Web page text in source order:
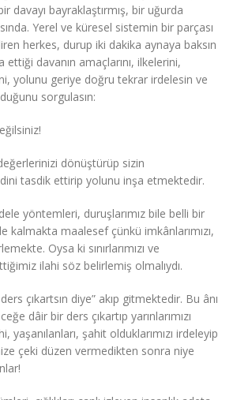
davayı bayraklaştırmış, bir uğurda
Yerel ve küresel sistemin bir parçası
herkes, durup iki dakika aynaya baksın
davanın amaçlarını, ilkelerini,
yolunu geriye doğru tekrar irdelesin ve
sorgulasın:
dönüştürüp sizin
tasdik ettirip yolunu inşa etmektedir.
yöntemleri, duruşlarımız bile belli bir
kalmakta maalesef çünkü imkânlarımızı,
Oysa ki sınırlarımızı ve
ilahi söz belirlemiş olmalıydı.
çıkartsın diye” akıp gitmektedir. Bu ânı
dâir bir ders çıkartıp yarınlarımızı
yaşanılanları, şahit olduklarımızı irdeleyip
çeki düzen vermedikten sonra niye